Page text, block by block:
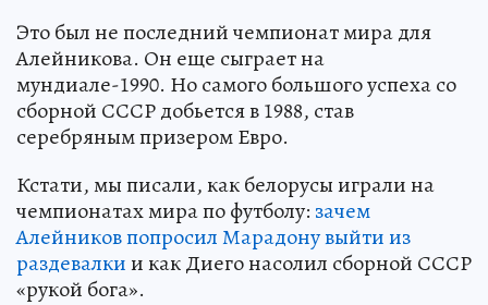
Это был не последний чемпионат мира для
Алейникова. Он еще сыграет на
мундиале-1990. Но самого большого успеха со
сборной СССР добьется в 1988, став
серебряным призером Евро.
Кстати, мы писали, как белорусы играли на
чемпионатах мира по футболу: зачем
Алейников попросил Марадону выйти из
раздевалкии как Диего насолил сборной СССР
«рукой бога».